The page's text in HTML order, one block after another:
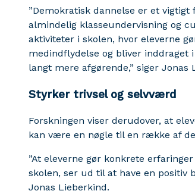
”Demokratisk dannelse er et
almindelig klasseundervisning og
aktiviteter i skolen, hvor eleverne
medindflydelse og bliver inddraget
langt mere afgørende,” siger Jonas
Styrker trivsel og selvværd
Forskningen viser derudover, at
kan være en nøgle til en række af
”At eleverne gør konkrete
skolen, ser ud til at have en positiv
Jonas Lieberkind.